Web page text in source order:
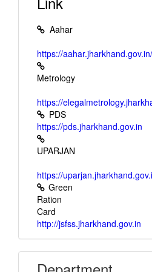
जनवितरण प्रणाली दुकानों तक
EOI for Rate of Interest for
Fixed Deposit from Public
(Scheduled Commercial Banks)
Aahar
https://aahar.jharkhand.gov.in/
Metrology
https://
PDS
https://pds.jharkhand.gov.in
UPARJAN
https://
Green
Ration
Card
http://jsfss.jharkhand.gov.in